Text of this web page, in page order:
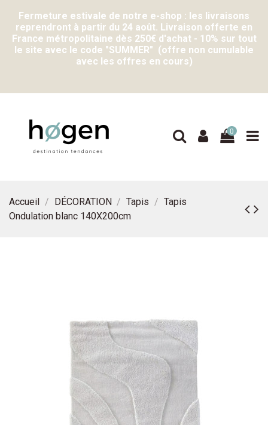
Fermeture estivale de notre e-shop : les livraisons
reprendront à partir du 24 août. Livraison offerte en
France métropolitaine dès 250€ d'achat - 10% sur tout
le site avec le code "SUMMER" (offre non cumulable
avec les offres en cours)
0
Accueil DÉCORATION Tapis
Tapis
Ondulation blanc 140X200cm